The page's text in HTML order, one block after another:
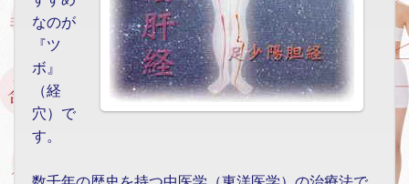
なのが
『ツ
ボ』
（経
穴）で
す。